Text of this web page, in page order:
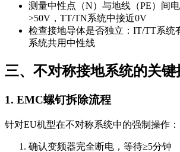
测量中性点（N）与地线（PE）间
>50V，TT/TN系统中接近0V
检查接地导体是否独立：IT/TT系统
系统共用中性线
三、不对称接地系统的关键
1. EMC螺钉拆除流程
针对EU机型在不对称系统中的强制操作：
确认变频器完全断电，等待≥5分钟